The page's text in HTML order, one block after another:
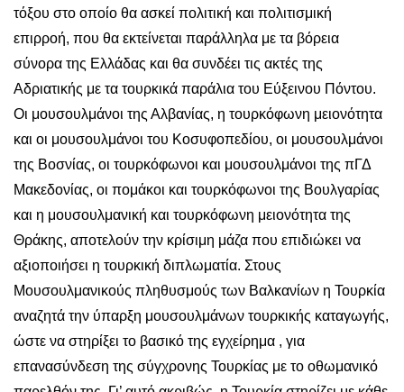
τόξου στο οποίο θα ασκεί πολιτική και πολιτισμική
επιρροή, που θα εκτείνεται παράλληλα με τα βόρεια
σύνορα της Ελλάδας και θα συνδέει τις ακτές της
Αδριατικής με τα τουρκικά παράλια του Εύξεινου Πόντου.
Οι μουσουλμάνοι της Αλβανίας, η τουρκόφωνη μειονότητα
και οι μουσουλμάνοι του Κοσυφοπεδίου, οι μουσουλμάνοι
της Βοσνίας, οι τουρκόφωνοι και μουσουλμάνοι της πΓΔ
Μακεδονίας, οι πομάκοι και τουρκόφωνοι της Βουλγαρίας
και η μουσουλμανική και τουρκόφωνη μειονότητα της
Θράκης, αποτελούν την κρίσιμη μάζα που επιδιώκει να
αξιοποιήσει η τουρκική διπλωματία. Στους
Μουσουλμανικούς πληθυσμούς των Βαλκανίων η Τουρκία
αναζητά την ύπαρξη μουσουλμάνων τουρκικής καταγωγής,
ώστε να στηρίξει το βασικό της εγχείρημα , για
επανασύνδεση της σύγχρονης Τουρκίας με το οθωμανικό